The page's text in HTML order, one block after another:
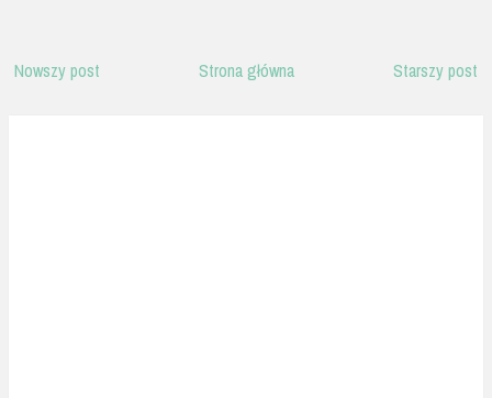
Nowszy post Starszy post
Strona główna